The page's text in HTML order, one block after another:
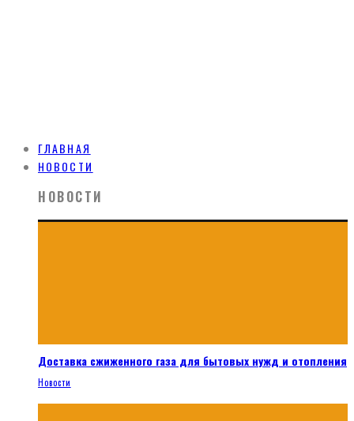
ГЛАВНАЯ
НОВОСТИ
НОВОСТИ
Доставка сжиженного газа для бытовых нужд и отопления
Новости